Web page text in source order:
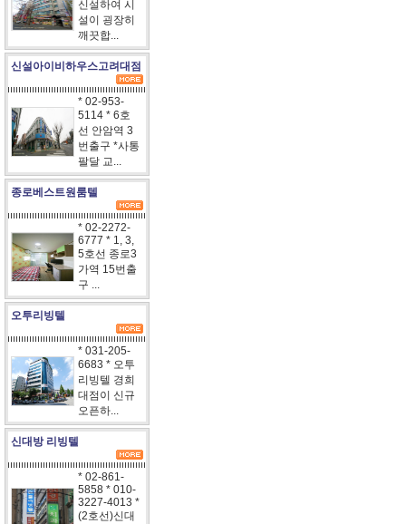
신설하여 시
설이 굉장히
깨끗합...
신설아이비하우스고려대점
* 02-953-
5114 * 6호
선 안암역 3
번출구 *사통
팔달 교...
종로베스트원룸텔
* 02-2272-
6777 * 1, 3,
5호선 종로3
가역 15번출
구 ...
오투리빙텔
* 031-205-
6683 * 오투
리빙텔 경희
대점이 신규
오픈하...
신대방 리빙텔
* 02-861-
5858 * 010-
3227-4013 *
(2호선)신대